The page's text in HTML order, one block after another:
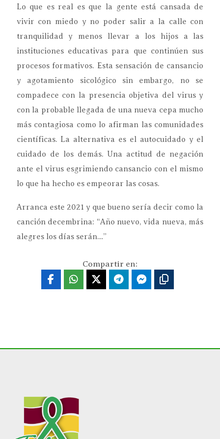
Lo que es real es que la gente está cansada de
vivir con miedo y no poder salir a la calle con
tranquilidad y menos llevar a los hijos a las
instituciones educativas para que continúen sus
procesos formativos. Esta sensación de cansancio
y agotamiento sicológico sin embargo, no se
compadece con la presencia objetiva del virus y
con la probable llegada de una nueva cepa mucho
más contagiosa como lo afirman las comunidades
científicas. La alternativa es el autocuidado y el
cuidado de los demás. Una actitud de negación
ante el virus esgrimiendo cansancio con el mismo
lo que ha hecho es empeorar las cosas.
Arranca este 2021 y que bueno sería decir como la
canción decembrina: “Año nuevo, vida nueva, más
alegres los días serán…”
Compartir en: